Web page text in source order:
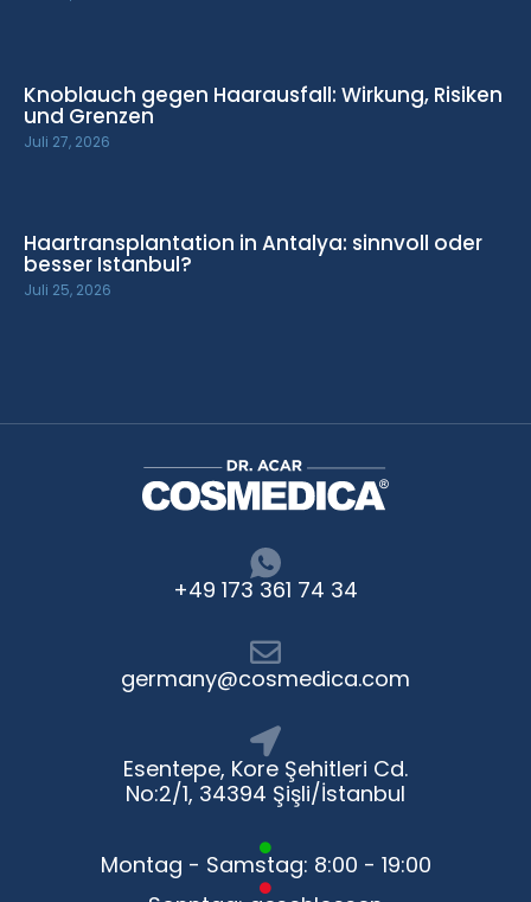
Knoblauch gegen Haarausfall: Wirkung, Risiken
und Grenzen
Juli 27, 2026
Haartransplantation in Antalya: sinnvoll oder
besser Istanbul?
Juli 25, 2026
+49 173 361 74 34
germany@cosmedica.com
Esentepe, Kore Şehitleri Cd.
No:2/1, 34394 Şişli/İstanbul
Montag - Samstag: 8:00 - 19:00